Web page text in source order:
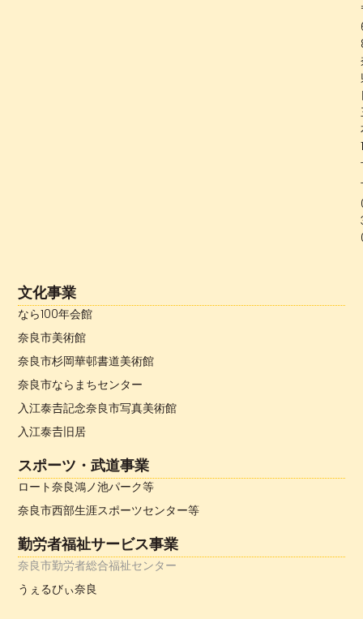
文化事業
なら100年会館
奈良市美術館
奈良市杉岡華邨書道美術館
奈良市ならまちセンター
入江泰𠮷記念奈良市写真美術館
入江泰𠮷旧居
スポーツ・武道事業
ロート奈良鴻ノ池パーク等
奈良市西部生涯スポーツセンター等
勤労者福祉サービス事業
奈良市勤労者総合福祉センター
うぇるびぃ奈良